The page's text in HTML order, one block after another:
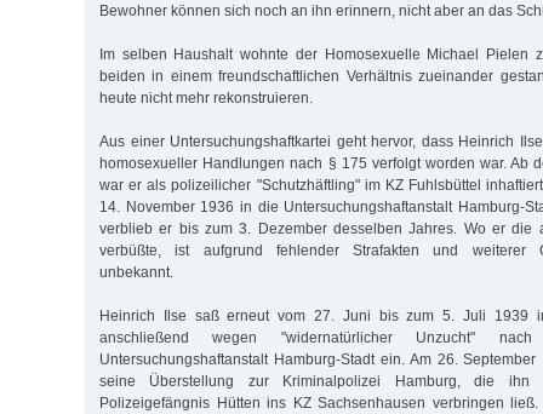
Bewohner können sich noch an ihn erinnern, nicht aber an das
Im selben Haushalt wohnte der Homosexuelle Michael Pielen
beiden in einem freundschaftlichen Verhältnis zueinander
heute nicht mehr rekonstruieren.
Aus einer Untersuchungshaftkartei geht hervor, dass Heinrich
homosexueller Handlungen nach § 175 verfolgt worden war. Ab
war er als polizeilicher "Schutzhäftling" im KZ Fuhlsbüttel
14. No­vem­ber 1936 in die Untersuchungshaftanstalt Hamburg-
verblieb er bis zum 3. Dezember desselben Jahres. Wo er die
verbüßte, ist aufgrund fehlender Strafakten und weiterer
unbekannt.
Heinrich Ilse saß erneut vom 27. Juni bis zum 5. Juli 1939
anschließend wegen "widernatürlicher Unzucht"
Untersuchungshaftanstalt Hamburg-Stadt ein. Am 26.
seine Überstellung zur Kriminalpolizei Hamburg, die ihn
Polizeigefängnis Hütten ins KZ Sachsenhausen verbringen